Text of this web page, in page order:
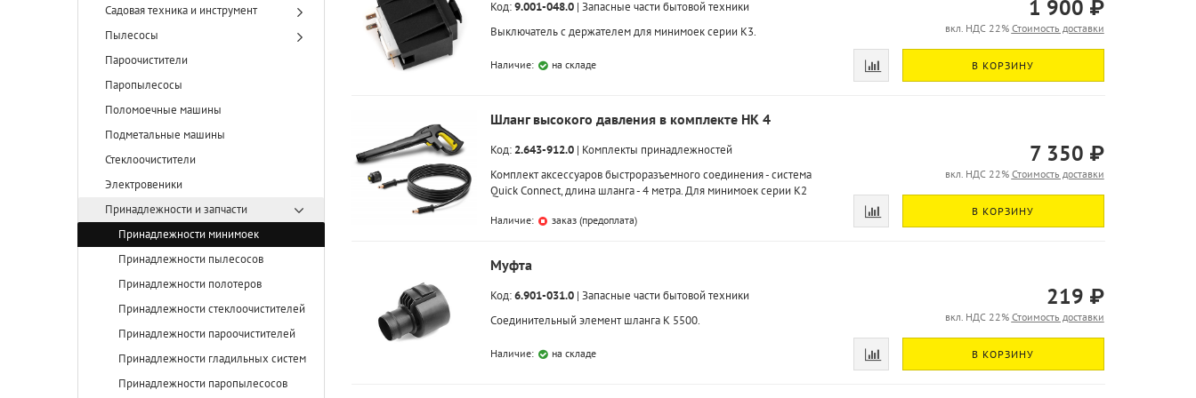
Код:9.001-048.0| Запасные части бытовой техники
Выключатель с держателем для минимоек серии K3.
Наличие: на складе
1 900 ₽
вкл. НДС 22% Стоимость доставки
В КОРЗИНУ
Шланг высокого давления в комплекте HK 4
Код: 2.643-912.0| Комплекты принадлежностей
Комплект аксессуаров быстроразъемного соединения - система
Quick Connect, длина шланга - 4 метра. Для минимоек серии K2
Наличие: заказ (предоплата)
7 350 ₽
вкл. НДС 22% Стоимость доставки
В КОРЗИНУ
Муфта
Код:6.901-031.0| Запасные части бытовой техники
Соединительный элемент шланга K 5500.
Наличие: на складе
219 ₽
вкл. НДС 22% Стоимость доставки
В КОРЗИНУ
Садовая техника и инструмент
Пылесосы
Пароочистители
Паропылесосы
Поломоечные машины
Подметальные машины
Стеклоочистители
Электровеники
Принадлежности и запчасти
Принадлежности минимоек
Принадлежности пылесосов
Принадлежности полотеров
Принадлежности стеклоочистителей
Принадлежности пароочистителей
Принадлежности гладильных систем
Принадлежности паропылесосов